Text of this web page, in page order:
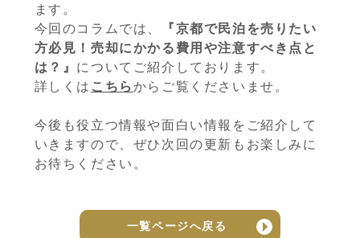
ます。
今回のコラムでは、
『京都で民泊を売りたい
方必見！売却にかかる費用や注意すべき点と
は？』 についてご紹介しております。
詳しくは こちら からご覧くださいませ。
今後も役立つ情報や面白い情報をご紹介して
いきますので、ぜひ次回の更新もお楽しみに
お待ちください。
一覧ページへ戻る